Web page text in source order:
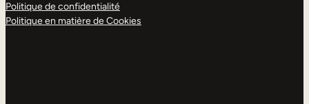
Politique de confidentialité
Politique en matière de Cookies